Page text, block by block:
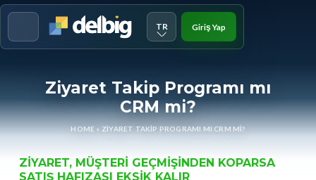
TR Giriş Yap
Ziyaret Takip Programı mı
CRM mi?
HOME » ZIYARET TAKIP PROGRAMI MI CRM MI?
ZIYARET, MÜŞTERI GEÇMIŞINDEN KOPARSA
SATIŞ HAFIZASI EKSIK KALIR